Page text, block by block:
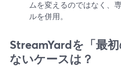
ムを変えるのではなく、
ルを併用。
StreamYardを「最
ないケースは？